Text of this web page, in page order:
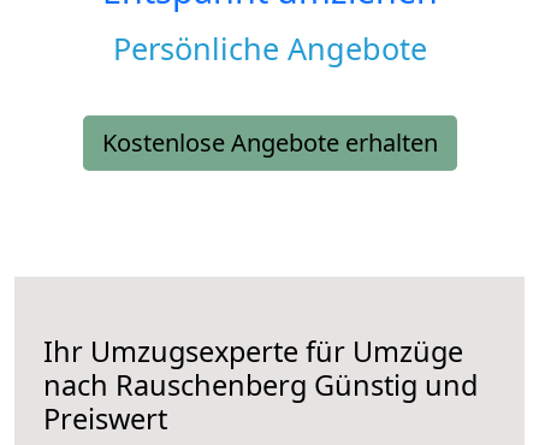
Persönliche Angebote
Kostenlose Angebote erhalten
Ihr Umzugsexperte für Umzüge
nach Rauschenberg Günstig und
Preiswert